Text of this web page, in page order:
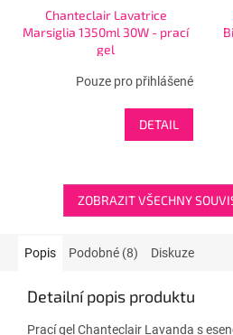
Chanteclair Lavatrice
Marsiglia 1350ml 30W - prací
gel
Pouze pro přihlášené
DETAIL
ZOBRAZIT VŠECHNY
Popis Podobné (8) Diskuze
Detailní popis produktu
Prací gel Chanteclair Lavanda s